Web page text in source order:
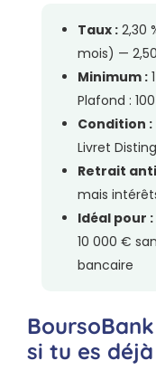
Taux : 2,30
mois) —
Minimum :
Plafond :
Condition :
Livret
Retrait
mais
Idéal pour :
10 000 €
bancaire
si tu es